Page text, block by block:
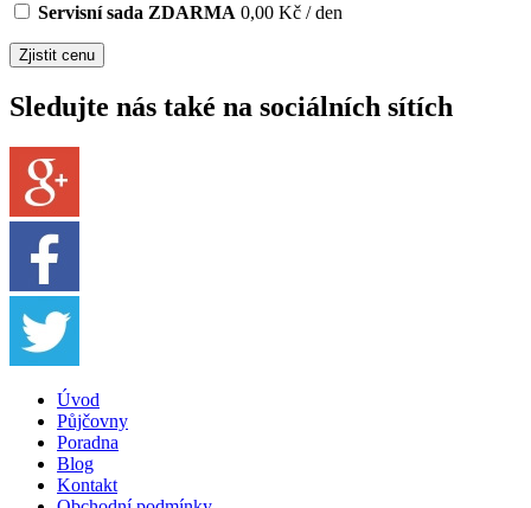
Servisní sada ZDARMA 0,00 Kč / den
Sledujte nás také na sociálních sítích
Úvod
Půjčovny
Poradna
Blog
Kontakt